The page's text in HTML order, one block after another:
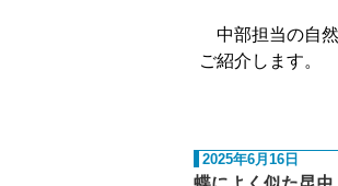
中部担当の自然
ご紹介します。
2025年6月16日